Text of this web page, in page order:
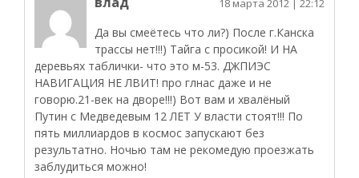
18 марта 2012 | 22:12
Да вы смеётесь что ли?) После г.Канска
трассы нет!!!) Тайга с просикой! И НА
деревьях таблички- что это м-53. ДЖПИЭС
НАВИГАЦИЯ НЕ ЛВИТ! про глнас даже и не
говорю.21-век на дворе!!!) Вот вам и хвалёный
Путин с Медведевым 12 ЛЕТ У власти стоят!!! По
пять миллиардов в космос запускают без
результатно. Ночью там не рекомедую проезжать
заблудиться можно!